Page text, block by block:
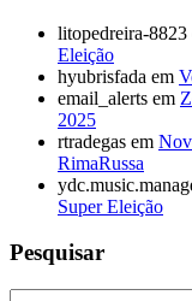
litopedreira-8823
Eleição
hyubrisfada em
email_alerts em
2025
rtradegas em
RimaRussa
Super Eleição
Pesquisar